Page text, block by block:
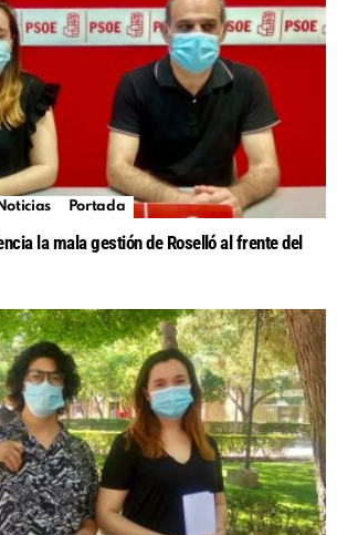
Noticias Portada
la mala gestión de Roselló al frente del